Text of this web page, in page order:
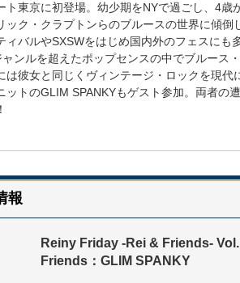
ト東京に初登場。幼少期をNYで過ごし、4歳
ック・クラプトンらのブルースの世界に傾
ィバルやSXSWをはじめ国内外のフェスにも
ャンルを超えたポップセンスの中でブルース
は彼女と同じくヴィンテージ・ロックを現
ットのGLIM SPANKYもゲスト参加。両者の
報
Reiny Friday -Rei & Friends-
Friends：GLIM SPANKY